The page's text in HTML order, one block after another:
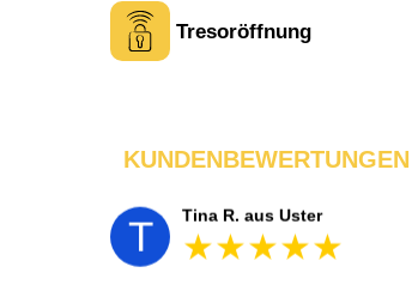
Tresoröffnung
KUNDENBEWERTUNGEN
Sehr freundlich am Telefon und vor Ort.
Die Türöffnung ging schnell, aber ich
T Tina R. aus Uster